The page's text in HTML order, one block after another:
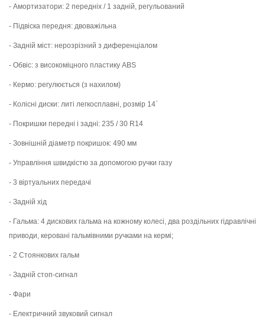
- Амортизатори: 2 передніх / 1 задній, регульований
- Підвіска передня: двоважільна
- Задній міст: нерозрізний з диференціалом
- Обвіс: з високоміцного пластику ABS
- Кермо: регулюється (з нахилом)
- Колісні диски: литі легкосплавні, розмір 14`
- Покришки передні і задні: 235 / 30 R14
- Зовнішній діаметр покришок: 490 мм
- Управління швидкістю за допомогою ручки газу
- 3 віртуальних передачі
- Задній хід
- Гальма: 4 дискових гальма на кожному колесі, два роздільних гідравлічні
приводи, керовані гальмівними ручками на кермі;
- 2 Стоянкових гальм
- Задній стоп-сигнал
- Фари
- Електричний звуковий сигнал